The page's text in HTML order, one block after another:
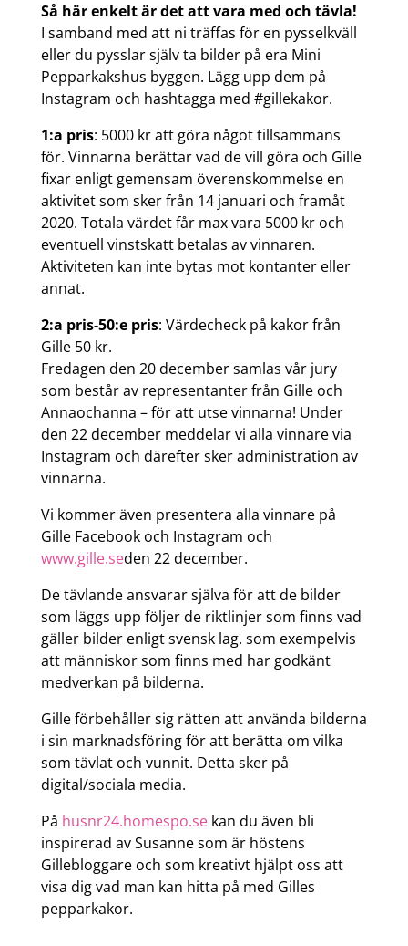
Så här enkelt är det att vara med och tävla!
I samband med att ni träffas för en pysselkväll
eller du pysslar själv ta bilder på era Mini
Pepparkakshus byggen. Lägg upp dem på
Instagram och hashtagga med #gillekakor.
1:a pris: 5000 kr att göra något tillsammans
för. Vinnarna berättar vad de vill göra och Gille
fixar enligt gemensam överenskommelse en
aktivitet som sker från 14 januari och framåt
2020. Totala värdet får max vara 5000 kr och
eventuell vinstskatt betalas av vinnaren.
Aktiviteten kan inte bytas mot kontanter eller
annat.
2:a pris-50:e pris: Värdecheck på kakor från
Gille 50 kr.
Fredagen den 20 december samlas vår jury
som består av representanter från Gille och
Annaochanna – för att utse vinnarna! Under
den 22 december meddelar vi alla vinnare via
Instagram och därefter sker administration av
vinnarna.
Vi kommer även presentera alla vinnare på
Gille Facebook och Instagram och
www.gille.seden 22 december.
De tävlande ansvarar själva för att de bilder
som läggs upp följer de riktlinjer som finns vad
gäller bilder enligt svensk lag. som exempelvis
att människor som finns med har godkänt
medverkan på bilderna.
Gille förbehåller sig rätten att använda bilderna
i sin marknadsföring för att berätta om vilka
som tävlat och vunnit. Detta sker på
digital/sociala media.
På husnr24.homespo.sekan du även bli
inspirerad av Susanne som är höstens
Gillebloggare och som kreativt hjälpt oss att
visa dig vad man kan hitta på med Gilles
pepparkakor.